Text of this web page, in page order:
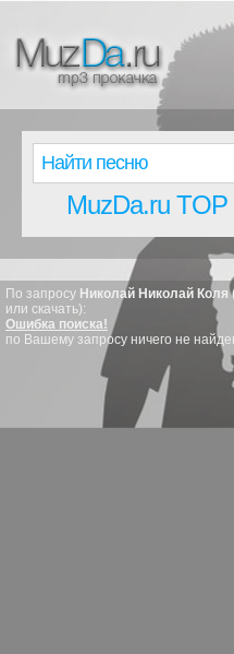
MuzDa.ru TOP
По запросу Николай Николай Коля
или скачать):
Ошибка поиска!
по Вашему запросу ничего не